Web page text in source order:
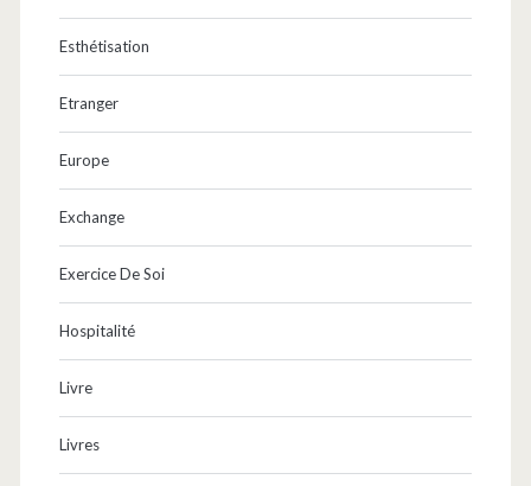
Esthétisation
Etranger
Europe
Exchange
Exercice De Soi
Hospitalité
Livre
Livres